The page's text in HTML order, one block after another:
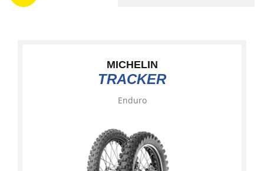
MICHELIN
TRACKER
Enduro